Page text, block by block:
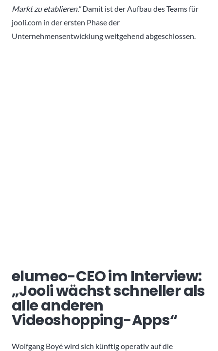
Markt zu etablieren.“Damit ist der Aufbau des Teams für
jooli.com in der ersten Phase der
Unternehmensentwicklung weitgehend abgeschlossen.
elumeo-CEO im Interview:
„Jooli wächst schneller als
alle anderen
Videoshopping-Apps“
Wolfgang Boyé wird sich künftig operativ auf die